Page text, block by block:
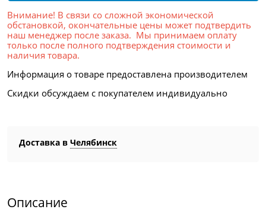
Внимание! В связи со сложной экономической
обстановкой, окончательные цены может подтвердить
наш менеджер после заказа. Мы принимаем оплату
только после полного подтверждения стоимости и
наличия товара.
Информация о товаре предоставлена производителем
Скидки обсуждаем с покупателем индивидуально
Доставка в Челябинск
Описание